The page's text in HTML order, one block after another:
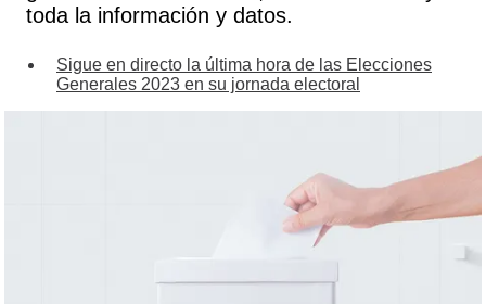
toda la información y datos.
Sigue en directo la última hora de las Elecciones
Generales 2023 en su jornada electoral